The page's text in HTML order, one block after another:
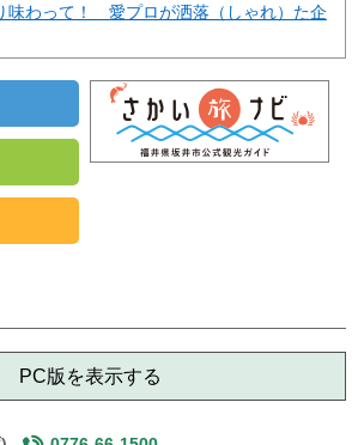
味わって！ 愛プロが洒落（しゃれ）た企
PC版を表示する